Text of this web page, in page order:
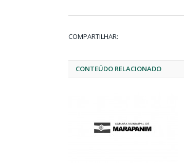
COMPARTILHAR:
CONTEÚDO RELACIONADO